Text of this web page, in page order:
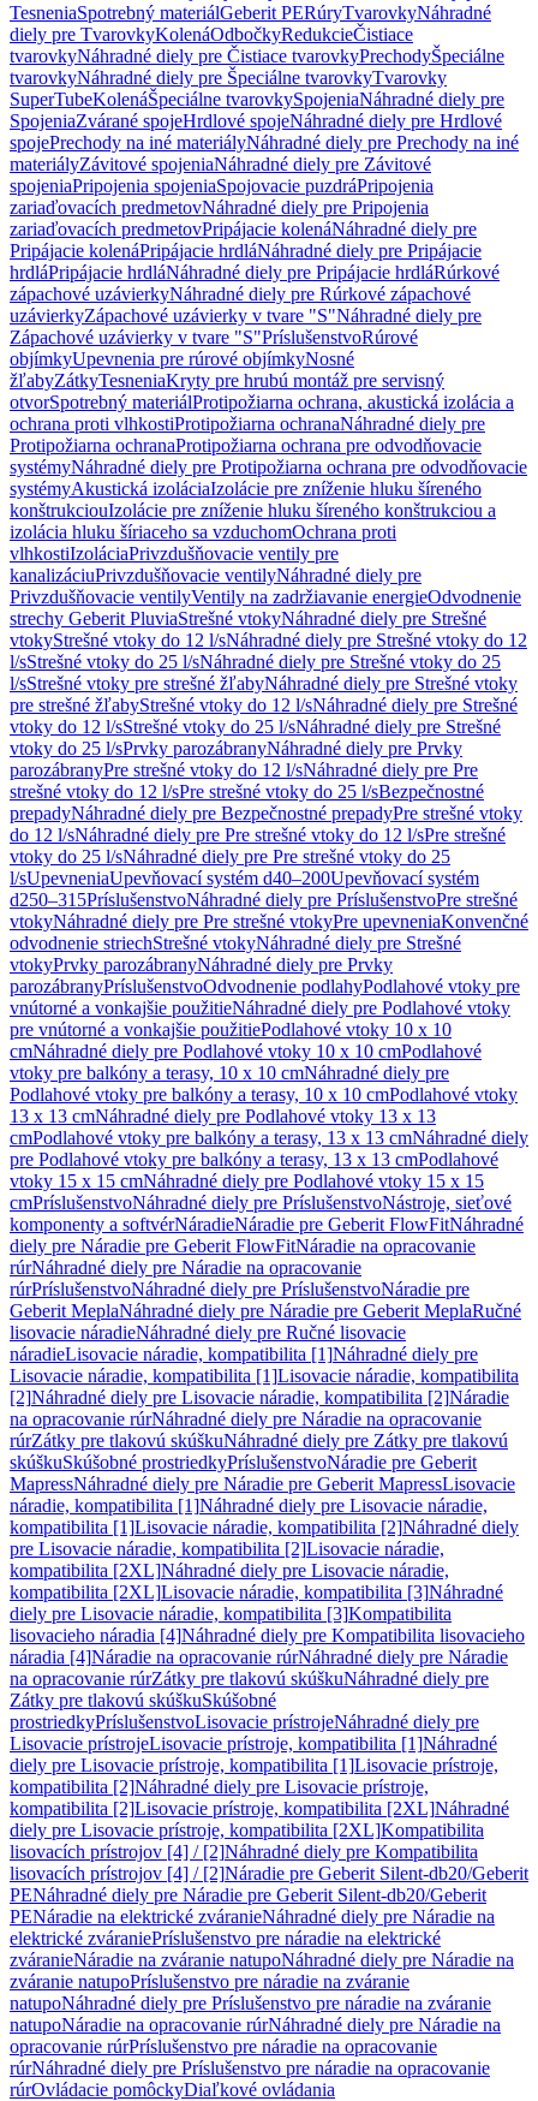
TesneniaSpotrebný materiálGeberit PERúryTvarovkyNáhradné
diely pre TvarovkyKolenáOdbočkyRedukcieČistiace
tvarovkyNáhradné diely pre Čistiace tvarovkyPrechodyŠpeciálne
tvarovkyNáhradné diely pre Špeciálne tvarovkyTvarovky
SuperTubeKolenáŠpeciálne tvarovkySpojeniaNáhradné diely pre
SpojeniaZvárané spojeHrdlové spojeNáhradné diely pre Hrdlové
spojePrechody na iné materiályNáhradné diely pre Prechody na iné
materiályZávitové spojeniaNáhradné diely pre Závitové
spojeniaPripojenia spojeniaSpojovacie puzdráPripojenia
zariaďovacích predmetovNáhradné diely pre Pripojenia
zariaďovacích predmetovPripájacie kolenáNáhradné diely pre
Pripájacie kolenáPripájacie hrdláNáhradné diely pre Pripájacie
hrdláPripájacie hrdláNáhradné diely pre Pripájacie hrdláRúrkové
zápachové uzávierkyNáhradné diely pre Rúrkové zápachové
uzávierkyZápachové uzávierky v tvare "S"Náhradné diely pre
Zápachové uzávierky v tvare "S"PríslušenstvoRúrové
objímkyUpevnenia pre rúrové objímkyNosné
žľabyZátkyTesneniaKryty pre hrubú montáž pre servisný
otvorSpotrebný materiálProtipožiarna ochrana, akustická izolácia a
ochrana proti vlhkostiProtipožiarna ochranaNáhradné diely pre
Protipožiarna ochranaProtipožiarna ochrana pre odvodňovacie
systémyNáhradné diely pre Protipožiarna ochrana pre odvodňovacie
systémyAkustická izoláciaIzolácie pre zníženie hluku šíreného
konštrukciouIzolácie pre zníženie hluku šíreného konštrukciou a
izolácia hluku šíriaceho sa vzduchomOchrana proti
vlhkostiIzoláciaPrivzdušňovacie ventily pre
kanalizáciuPrivzdušňovacie ventilyNáhradné diely pre
Privzdušňovacie ventilyVentily na zadržiavanie energieOdvodnenie
strechy Geberit PluviaStrešné vtokyNáhradné diely pre Strešné
vtokyStrešné vtoky do 12 l/sNáhradné diely pre Strešné vtoky do 12
l/sStrešné vtoky do 25 l/sNáhradné diely pre Strešné vtoky do 25
l/sStrešné vtoky pre strešné žľabyNáhradné diely pre Strešné vtoky
pre strešné žľabyStrešné vtoky do 12 l/sNáhradné diely pre Strešné
vtoky do 12 l/sStrešné vtoky do 25 l/sNáhradné diely pre Strešné
vtoky do 25 l/sPrvky parozábranyNáhradné diely pre Prvky
parozábranyPre strešné vtoky do 12 l/sNáhradné diely pre Pre
strešné vtoky do 12 l/sPre strešné vtoky do 25 l/sBezpečnostné
prepadyNáhradné diely pre Bezpečnostné prepadyPre strešné vtoky
do 12 l/sNáhradné diely pre Pre strešné vtoky do 12 l/sPre strešné
vtoky do 25 l/sNáhradné diely pre Pre strešné vtoky do 25
l/sUpevneniaUpevňovací systém d40–200Upevňovací systém
d250–315PríslušenstvoNáhradné diely pre PríslušenstvoPre strešné
vtokyNáhradné diely pre Pre strešné vtokyPre upevneniaKonvenčné
odvodnenie striechStrešné vtokyNáhradné diely pre Strešné
vtokyPrvky parozábranyNáhradné diely pre Prvky
parozábranyPríslušenstvoOdvodnenie podlahyPodlahové vtoky pre
vnútorné a vonkajšie použitieNáhradné diely pre Podlahové vtoky
pre vnútorné a vonkajšie použitiePodlahové vtoky 10 x 10
cmNáhradné diely pre Podlahové vtoky 10 x 10 cmPodlahové
vtoky pre balkóny a terasy, 10 x 10 cmNáhradné diely pre
Podlahové vtoky pre balkóny a terasy, 10 x 10 cmPodlahové vtoky
13 x 13 cmNáhradné diely pre Podlahové vtoky 13 x 13
cmPodlahové vtoky pre balkóny a terasy, 13 x 13 cmNáhradné diely
pre Podlahové vtoky pre balkóny a terasy, 13 x 13 cmPodlahové
vtoky 15 x 15 cmNáhradné diely pre Podlahové vtoky 15 x 15
cmPríslušenstvoNáhradné diely pre PríslušenstvoNástroje, sieťové
komponenty a softvérNáradieNáradie pre Geberit FlowFitNáhradné
diely pre Náradie pre Geberit FlowFitNáradie na opracovanie
rúrNáhradné diely pre Náradie na opracovanie
rúrPríslušenstvoNáhradné diely pre PríslušenstvoNáradie pre
Geberit MeplaNáhradné diely pre Náradie pre Geberit MeplaRučné
lisovacie náradieNáhradné diely pre Ručné lisovacie
náradieLisovacie náradie, kompatibilita [1]Náhradné diely pre
Lisovacie náradie, kompatibilita [1]Lisovacie náradie, kompatibilita
[2]Náhradné diely pre Lisovacie náradie, kompatibilita [2]Náradie
na opracovanie rúrNáhradné diely pre Náradie na opracovanie
rúrZátky pre tlakovú skúškuNáhradné diely pre Zátky pre tlakovú
skúškuSkúšobné prostriedkyPríslušenstvoNáradie pre Geberit
MapressNáhradné diely pre Náradie pre Geberit MapressLisovacie
náradie, kompatibilita [1]Náhradné diely pre Lisovacie náradie,
kompatibilita [1]Lisovacie náradie, kompatibilita [2]Náhradné diely
pre Lisovacie náradie, kompatibilita [2]Lisovacie náradie,
kompatibilita [2XL]Náhradné diely pre Lisovacie náradie,
kompatibilita [2XL]Lisovacie náradie, kompatibilita [3]Náhradné
diely pre Lisovacie náradie, kompatibilita [3]Kompatibilita
lisovacieho náradia [4]Náhradné diely pre Kompatibilita lisovacieho
náradia [4]Náradie na opracovanie rúrNáhradné diely pre Náradie
na opracovanie rúrZátky pre tlakovú skúškuNáhradné diely pre
Zátky pre tlakovú skúškuSkúšobné
prostriedkyPríslušenstvoLisovacie prístrojeNáhradné diely pre
Lisovacie prístrojeLisovacie prístroje, kompatibilita [1]Náhradné
diely pre Lisovacie prístroje, kompatibilita [1]Lisovacie prístroje,
kompatibilita [2]Náhradné diely pre Lisovacie prístroje,
kompatibilita [2]Lisovacie prístroje, kompatibilita [2XL]Náhradné
diely pre Lisovacie prístroje, kompatibilita [2XL]Kompatibilita
lisovacích prístrojov [4] / [2]Náhradné diely pre Kompatibilita
lisovacích prístrojov [4] / [2]Náradie pre Geberit Silent-db20/Geberit
PENáhradné diely pre Náradie pre Geberit Silent-db20/Geberit
PENáradie na elektrické zváranieNáhradné diely pre Náradie na
elektrické zváraniePríslušenstvo pre náradie na elektrické
zváranieNáradie na zváranie natupoNáhradné diely pre Náradie na
zváranie natupoPríslušenstvo pre náradie na zváranie
natupoNáhradné diely pre Príslušenstvo pre náradie na zváranie
natupoNáradie na opracovanie rúrNáhradné diely pre Náradie na
opracovanie rúrPríslušenstvo pre náradie na opracovanie
rúrNáhradné diely pre Príslušenstvo pre náradie na opracovanie
rúrOvládacie pomôckyDiaľkové ovládania